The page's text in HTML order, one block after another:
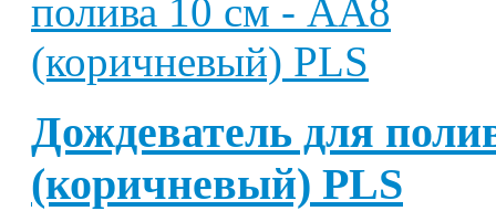
Дождеватель для
(коричневый) PLS